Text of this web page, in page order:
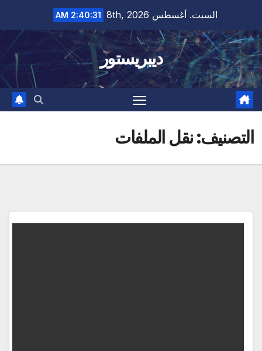
content
السبت. أغسطس 8th, 2026 2:40:32 AM
ديبريستور
التصنيف:نقل الملفات